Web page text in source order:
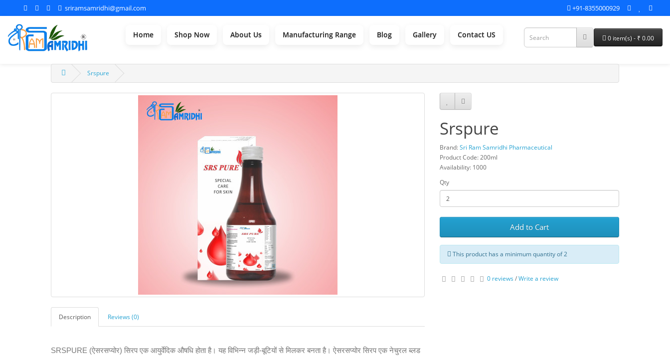
sriramsamridhi@gmail.com +91-8355000929
Home Shop Now About Us Manufacturing Range Blog Gallery Contact US 0 item(s) - ₹ 0.00
Srspure
Description Reviews (0)
SRSPURE (ऐसरसप्योर) सिरप एक आयुर्वेदिक औषधि होता है। यह विभिन्न जड़ी-बूटियों से मिलकर बनता है। ऐसरसप्योर सिरप एक नेचुरल ब्लड
Srspure
Brand:Sri Ram Samridhi Pharmaceutical
Product Code: 200ml
Availability: 1000
Qty
Add to Cart
This product has a minimum quantity of 2
0 reviews/Write a review